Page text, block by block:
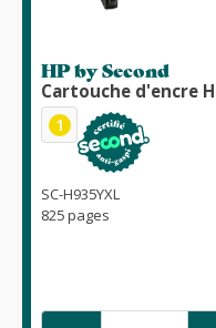
HP by Second
Cartouche d'encre
1
SC-H935YXL
825 pages